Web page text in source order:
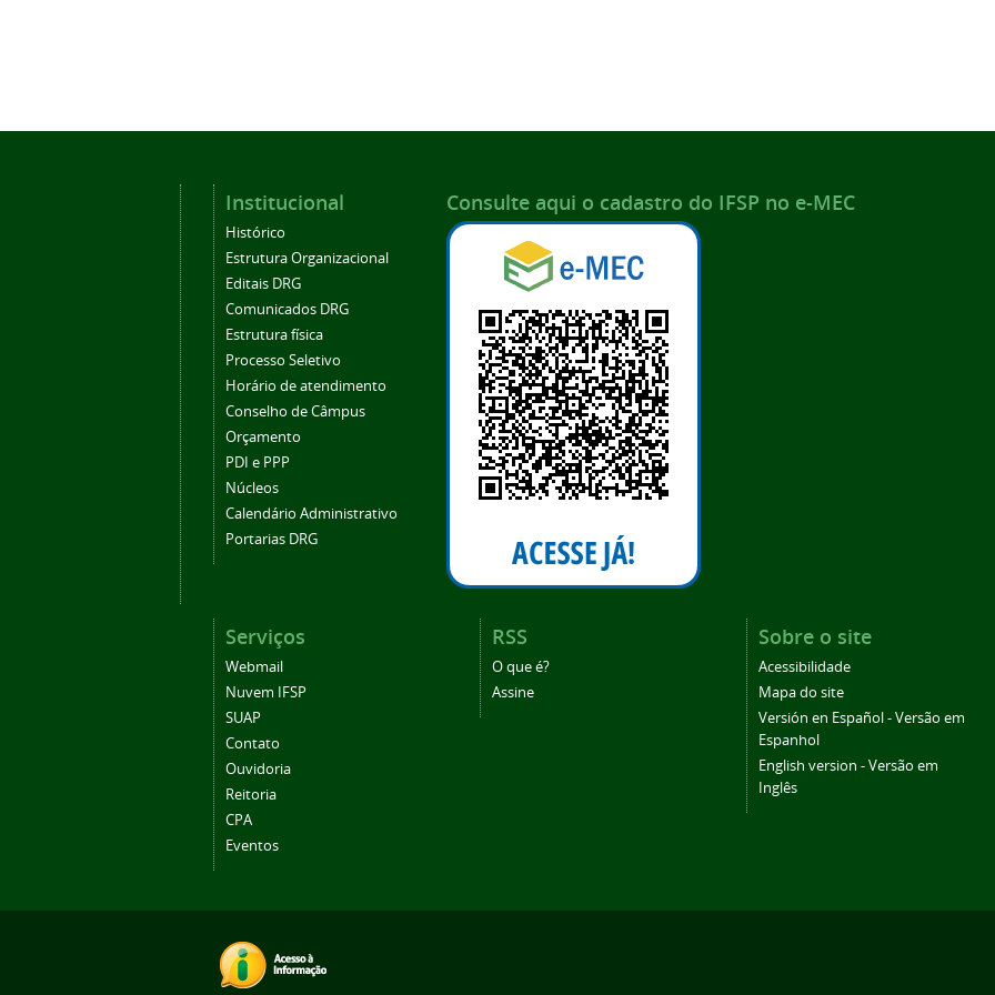
Institucional
Histórico
Estrutura Organizacional
Editais DRG
Comunicados DRG
Estrutura física
Processo Seletivo
Horário de atendimento
Conselho de Câmpus
Orçamento
PDI e PPP
Núcleos
Calendário Administrativo
Portarias DRG
Consulte aqui o cadastro do IFSP no e-MEC
Serviços
Webmail
Nuvem IFSP
SUAP
Contato
Ouvidoria
Reitoria
CPA
Eventos
RSS
O que é?
Assine
Sobre o site
Acessibilidade
Mapa do site
Versión en Español - Versão em
Espanhol
English version - Versão em
Inglês